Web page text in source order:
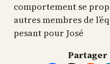
comportement se
autres membres de
pesant pour José